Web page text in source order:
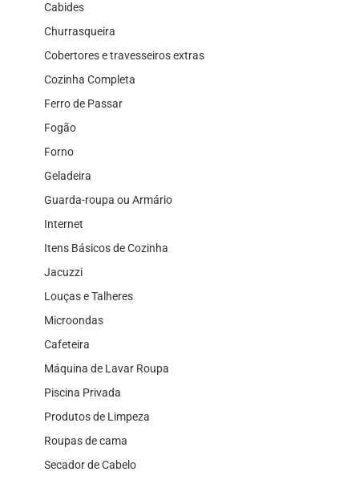
Cabides
Churrasqueira
Cobertores e travesseiros extras
Cozinha Completa
Ferro de Passar
Fogão
Forno
Geladeira
Guarda-roupa ou Armário
Internet
Itens Básicos de Cozinha
Jacuzzi
Louças e Talheres
Microondas
Cafeteira
Máquina de Lavar Roupa
Piscina Privada
Produtos de Limpeza
Roupas de cama
Secador de Cabelo